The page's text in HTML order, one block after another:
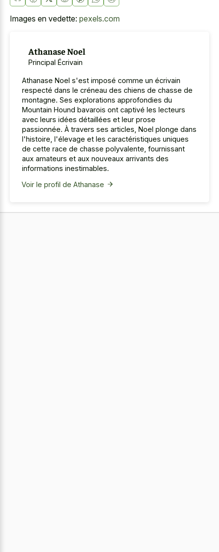
Images en vedette: pexels.com
Athanase Noel
Principal Écrivain
Athanase Noel s'est imposé comme un écrivain
respecté dans le créneau des chiens de chasse de
montagne. Ses explorations approfondies du
Mountain Hound bavarois ont captivé les lecteurs
avec leurs idées détaillées et leur prose
passionnée. À travers ses articles, Noel plonge dans
l'histoire, l'élevage et les caractéristiques uniques
de cette race de chasse polyvalente, fournissant
aux amateurs et aux nouveaux arrivants des
informations inestimables.
Voir le profil de Athanase